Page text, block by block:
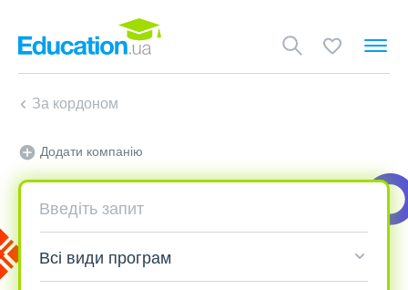
За кордоном
Додати компанію